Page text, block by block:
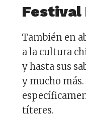
Festival
También en
a la cultura
y hasta sus
y mucho más.
títeres.